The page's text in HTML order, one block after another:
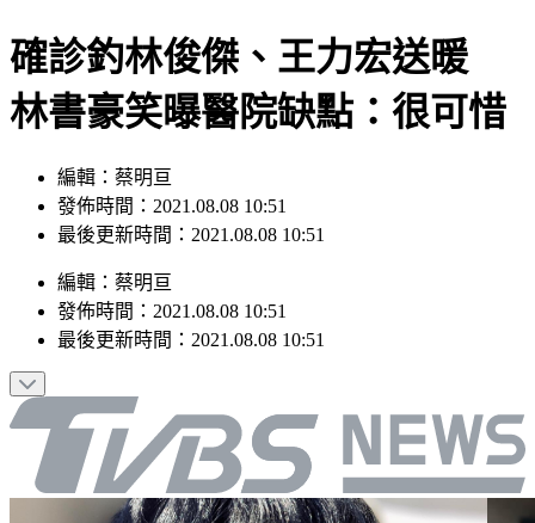
確診釣林俊傑、王力宏送暖
林書豪笑曝醫院缺點：很可惜
編輯：蔡明亘
發佈時間：2021.08.08 10:51
最後更新時間：2021.08.08 10:51
編輯 ： 蔡明亘
發佈時間： 2021.08.08 10:51
最後更新時間： 2021.08.08 10:51